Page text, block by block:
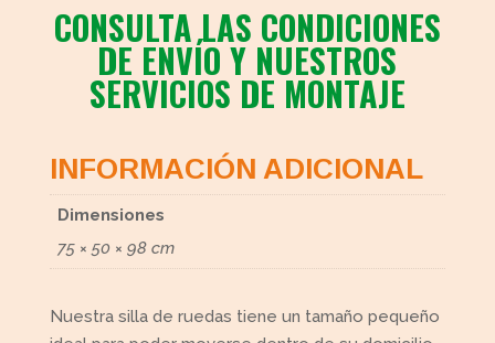
CONSULTA LAS CONDICIONES
DE ENVÍO Y NUESTROS
SERVICIOS DE MONTAJE
INFORMACIÓN ADICIONAL
Dimensiones
75 × 50 × 98 cm
Nuestra silla de ruedas tiene un tamaño pequeño